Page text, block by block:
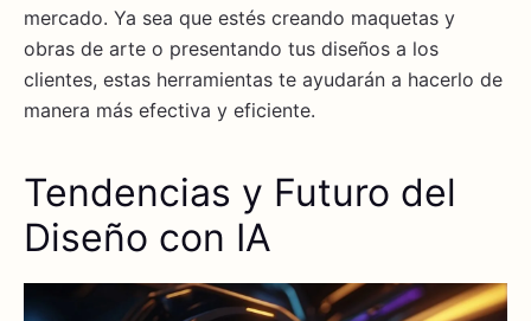
mercado. Ya sea que estés creando maquetas y
obras de arte o presentando tus diseños a los
clientes, estas herramientas te ayudarán a hacerlo de
manera más efectiva y eficiente.
Tendencias y Futuro del
Diseño con IA